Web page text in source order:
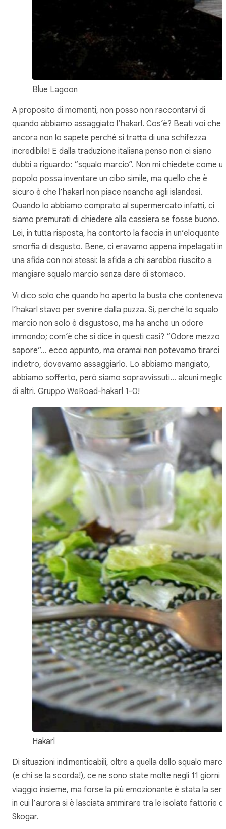
Blue Lagoon
A proposito di momenti, non posso non raccontarvi di
quando abbiamo assaggiato l’hakarl. Cos’è? Beati voi che
ancora non lo sapete perché si tratta di una schifezza
incredibile! E dalla traduzione italiana penso non ci siano
dubbi a riguardo: “squalo marcio”. Non mi chiedete come
popolo possa inventare un cibo simile, ma quello che è
sicuro è che l’hakarl non piace neanche agli islandesi.
Quando lo abbiamo comprato al supermercato infatti, ci
siamo premurati di chiedere alla cassiera se fosse buono.
Lei, in tutta risposta, ha contorto la faccia in un’eloquente
smorfia di disgusto. Bene, ci eravamo appena impelagati in
una sfida con noi stessi: la sfida a chi sarebbe riuscito a
mangiare squalo marcio senza dare di stomaco.
Vi dico solo che quando ho aperto la busta che conteneva
l’hakarl stavo per svenire dalla puzza. Sì, perché lo squalo
marcio non solo è disgustoso, ma ha anche un odore
immondo; com’è che si dice in questi casi? “Odore mezzo
sapore”… ecco appunto, ma oramai non potevamo tirarci
indietro, dovevamo assaggiarlo. Lo abbiamo mangiato,
abbiamo sofferto, però siamo sopravvissuti… alcuni meglio
di altri. Gruppo WeRoad-hakarl 1-0!
Hakarl
Di situazioni indimenticabili, oltre a quella dello squalo
(e chi se la scorda!), ce ne sono state molte negli 11 giorni
viaggio insieme, ma forse la più emozionante è stata la sera
in cui l’aurora si è lasciata ammirare tra le isolate fattorie di
Skogar.